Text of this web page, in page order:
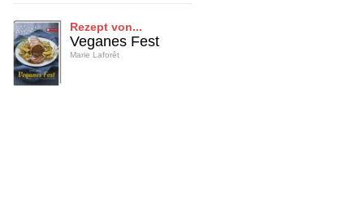
Rezept von...
Veganes Fest
Marie Laforêt